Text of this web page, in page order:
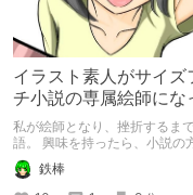
イラスト素人がサイズ
チ小説の専属絵師にな
お話
私が絵師となり、挫折するま
語。 興味を持ったら、小説の
んで欲しいなって感じ 私の絵を使っ
てくれてる小説書きさんのペー
Ｌ
鉄棒